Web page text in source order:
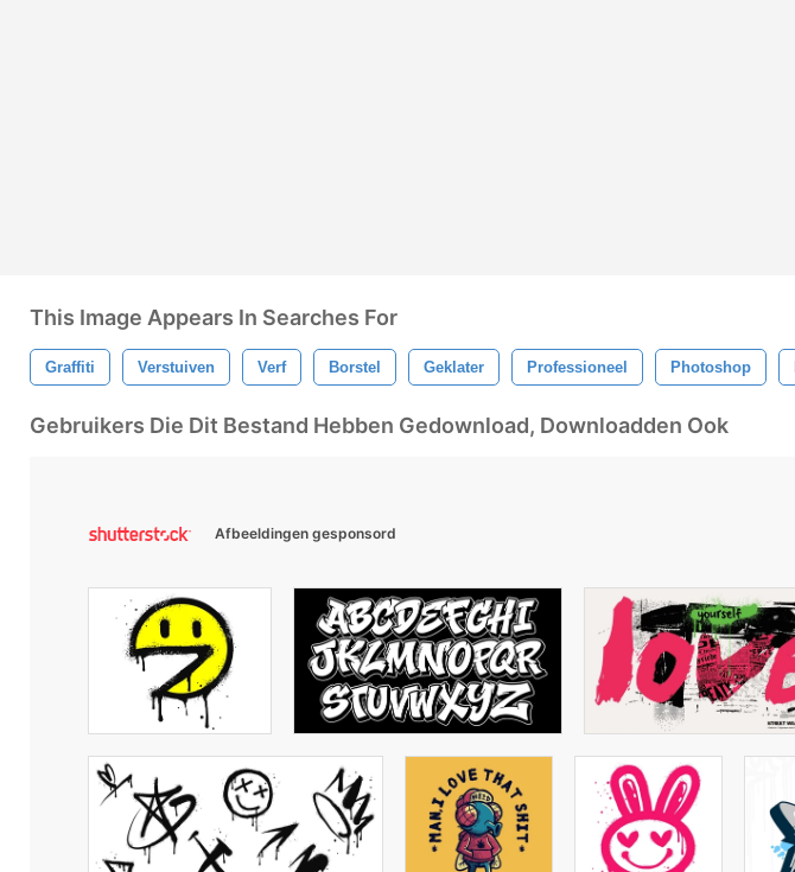
This Image Appears In Searches For
Graffiti Verstuiven Verf Borstel Geklater Professioneel Photoshop
Gebruikers Die Dit Bestand Hebben Gedownload, Downloadden Ook
Afbeeldingen gesponsord